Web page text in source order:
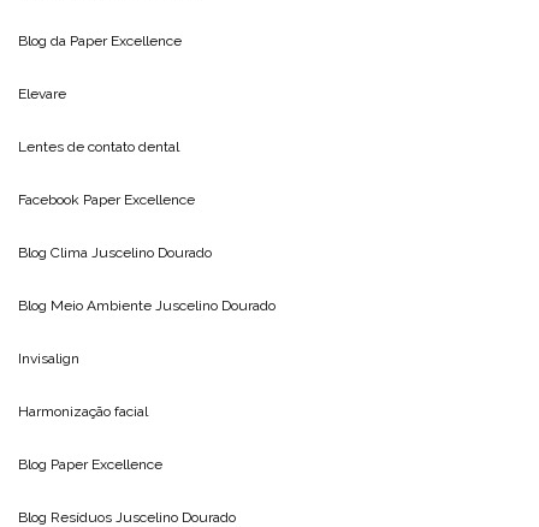
Blog da Paper Excellence
Elevare
Lentes de contato dental
Facebook Paper Excellence
Blog Clima Juscelino Dourado
Blog Meio Ambiente Juscelino Dourado
Invisalign
Harmonização facial
Blog Paper Excellence
Blog Resíduos Juscelino Dourado